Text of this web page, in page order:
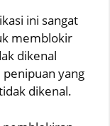
ini sangat
memblokir
dikenal
yang
dikenal.